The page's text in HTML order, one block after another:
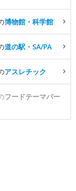
博物館・科学館
道の駅・SA/PA
アスレチック
フードテーマパー